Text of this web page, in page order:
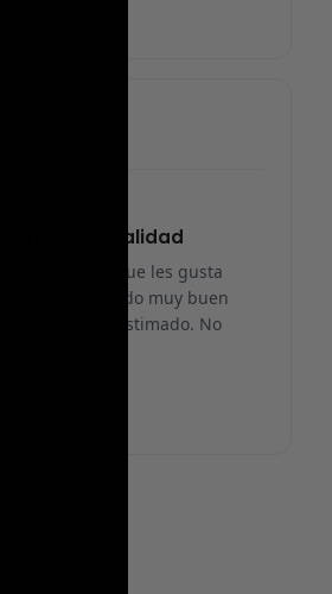
máxima calidad
no soy de las que les gusta
pero he recibido muy buen
en el tiempo estimado. No